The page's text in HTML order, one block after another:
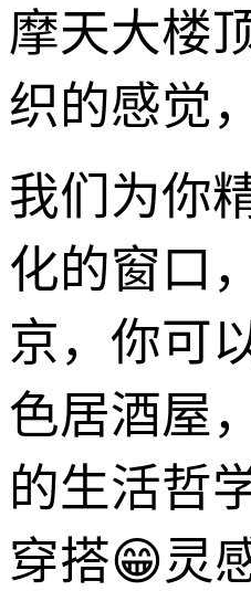
摩天大楼
织的感觉
我们为你
化的窗口
京，你可
色居酒屋
的生活哲
穿搭😁灵